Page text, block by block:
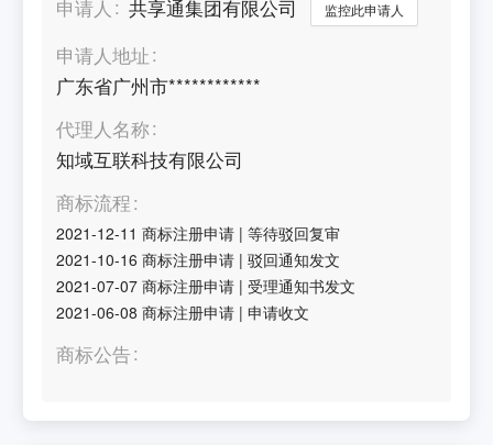
申请人
共享通集团有限公司 监控此申请人
申请人地址
广东省广州市************
代理人名称
知域互联科技有限公司
商标流程
2021-12-11 商标注册申请 |等待驳回复审
2021-10-16 商标注册申请 |驳回通知发文
2021-07-07 商标注册申请 |受理通知书发文
2021-06-08 商标注册申请 |申请收文
商标公告